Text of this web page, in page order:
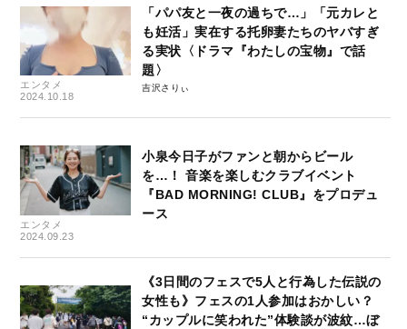
エンタメ
2024.10.18
「パパ友と一夜の過ちで…」「元カレと
も妊活」実在する托卵妻たちのヤバすぎ
る実状〈ドラマ『わたしの宝物』で話
題〉
吉沢さりぃ
エンタメ
2024.09.23
小泉今日子がファンと朝からビール
を…！ 音楽を楽しむクラブイベント
『BAD MORNING! CLUB』をプロデュ
ース
《3日間のフェスで5人と行為した伝説の
女性も》フェスの1人参加はおかしい？
“カップルに笑われた”体験談が波紋…ぼ